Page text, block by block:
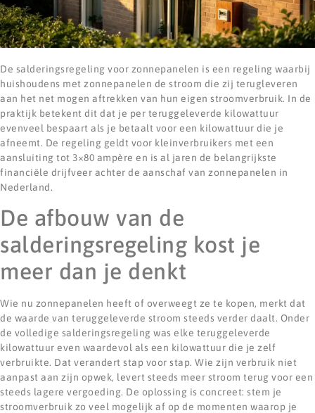
De salderingsregeling voor zonnepanelen is een regeling waarbij
huishoudens met zonnepanelen de stroom die zij terugleveren
aan het net mogen aftrekken van hun eigen stroomverbruik. In de
praktijk betekent dit dat je per teruggeleverde kilowattuur
evenveel bespaart als je betaalt voor een kilowattuur die je
afneemt. De regeling geldt voor kleinverbruikers met een
aansluiting tot 3×80 ampère en is al jaren de belangrijkste
financiële drijfveer achter de aanschaf van zonnepanelen in
Nederland.
De afbouw van de
salderingsregeling kost je
meer dan je denkt
Wie nu zonnepanelen heeft of overweegt ze te kopen, merkt dat
de waarde van teruggeleverde stroom steeds verder daalt. Onder
de volledige salderingsregeling was elke teruggeleverde
kilowattuur even waardevol als een kilowattuur die je zelf
verbruikte. Dat verandert stap voor stap. Wie zijn verbruik niet
aanpast aan zijn opwek, levert steeds meer stroom terug voor een
steeds lagere vergoeding. De oplossing is concreet: stem je
stroomverbruik zo veel mogelijk af op de momenten waarop je